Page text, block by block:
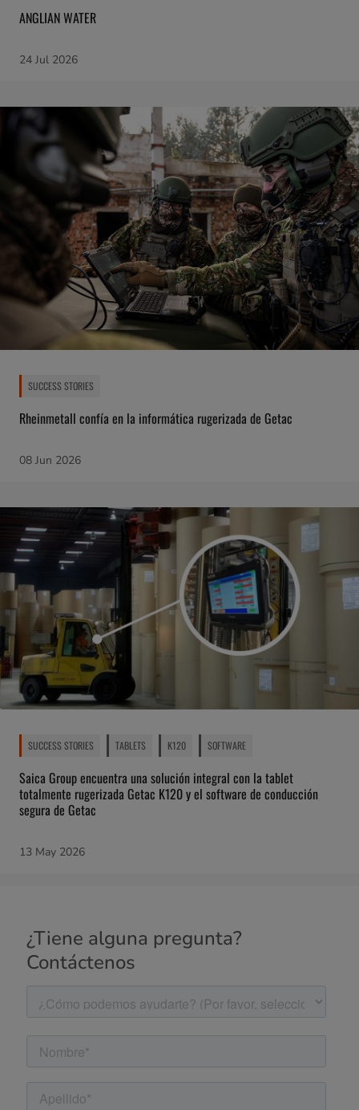
ANGLIAN WATER
24 Jul 2026
SUCCESS STORIES
Rheinmetall confía en la informática rugerizada de Getac
08 Jun 2026
SUCCESS STORIES TABLETS K120 SOFTWARE
Saica Group encuentra una solución integral con la tablet
totalmente rugerizada Getac K120 y el software de conducción
segura de Getac
13 May 2026
¿Tiene alguna pregunta?
Contáctenos